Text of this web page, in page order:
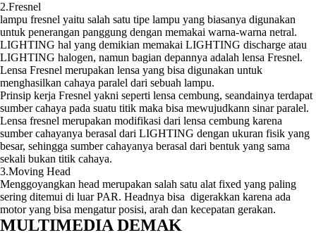
2.Fresnel
lampu fresnel yaitu salah satu tipe lampu yang biasanya digunakan
untuk penerangan panggung dengan memakai warna-warna netral.
LIGHTING hal yang demikian memakai LIGHTING discharge atau
LIGHTING halogen, namun bagian depannya adalah lensa Fresnel.
Lensa Fresnel merupakan lensa yang bisa digunakan untuk
menghasilkan cahaya paralel dari sebuah lampu.
Prinsip kerja Fresnel yakni seperti lensa cembung, seandainya terdapat
sumber cahaya pada suatu titik maka bisa mewujudkann sinar paralel.
Lensa fresnel merupakan modifikasi dari lensa cembung karena
sumber cahayanya berasal dari LIGHTING dengan ukuran fisik yang
besar, sehingga sumber cahayanya berasal dari bentuk yang sama
sekali bukan titik cahaya.
3.Moving Head
Menggoyangkan head merupakan salah satu alat fixed yang paling
sering ditemui di luar PAR. Headnya bisa digerakkan karena ada
motor yang bisa mengatur posisi, arah dan kecepatan gerakan.
MULTIMEDIA DEMAK